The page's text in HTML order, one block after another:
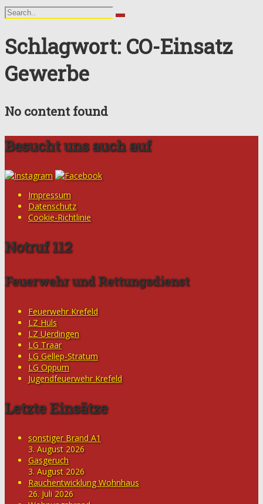
Schlagwort: CO-Einsatz
Gewerbe
No content found
Besucht uns auch auf
Impressum
Datenschutz
Cookie-Richtlinie
Notruf 112
Feuerwehr und Rettungsdienst
Feuerwehr Krefeld
LZ Hüls
LZ Uerdingen
LG Traar
LG Gellep-Stratum
LG Oppum
Jugendfeuerwehr Krefeld
Letzte Einsätze
sonstiger Brand A1
3. August 2026
Gasgeruch
3. August 2026
Rauchentwicklung Wohnhaus
26. Juli 2026